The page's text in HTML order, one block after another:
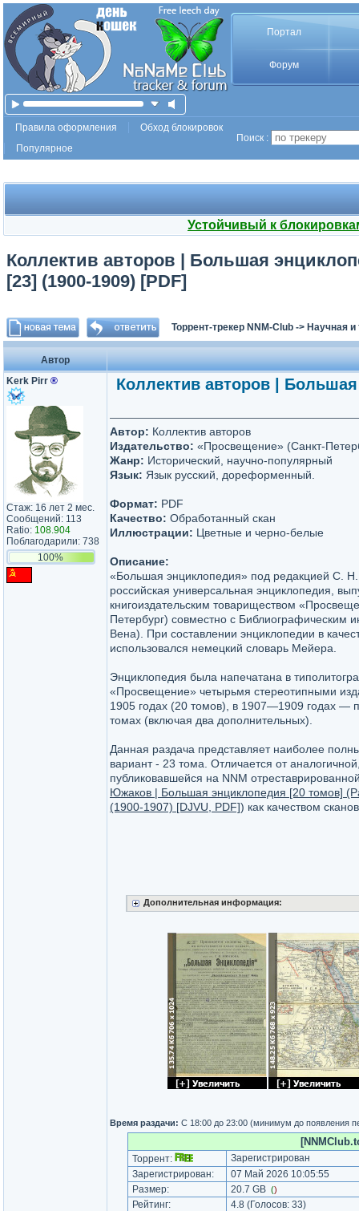
Портал
Форум
Правила оформления
Обход блокировок
Популярное
Поиск :
Устойчивый к
Коллектив авторов | Большая
[23] (1900-1909) [PDF]
Торрент-трекер NNM-Club -> Научная и
Автор
Kerk Pirr ®
Стаж: 16 лет 2 мес.
Сообщений: 113
Ratio: 108.904
Поблагодарили: 738
100%
Коллектив авторов |
Автор: Коллектив авторов
Издательство: «Просвещение» (Санкт-
Жанр: Исторический, научно-популярный
Язык: Язык русский, дореформенный.
Формат: PDF
Качество: Обработанный скан
Иллюстрации: Цветные и черно-белые
Описание:
«Большая энциклопедия» под редакцией С.
российская универсальная энциклопедия,
книгоиздательским товариществом
Петербург) совместно с Библиографическим
Вена). При составлении энциклопедии в
использовался немецкий словарь Мейера.
Энциклопедия была напечатана в
«Просвещение» четырьмя стереотипными
1905 годах (20 томов), в 1907—1909 годах —
томах (включая два дополнительных).
Данная раздача представляет наиболее
вариант - 23 тома. Отличается от
публиковавшейся на NNM
Южаков | Большая энциклопедия [20 томов]
(1900-1907) [DJVU, PDF]) как качеством
Дополнительная информация:
Время раздачи: С 18:00 до 23:00 (минимум до появления
Торрент:
Зарегистрирован
Зарегистрирован:
07 Май 2026 10:05:55
Размер:
20.7 GB ()
Рейтинг: 4.8 (Голосов: 33)